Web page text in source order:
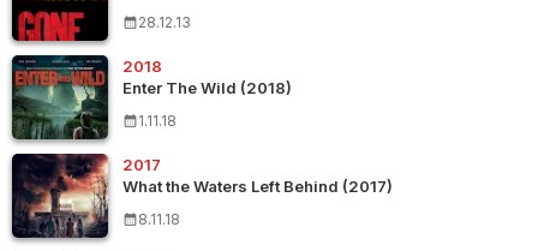
28.12.13
2018
Enter The Wild (2018)
1.11.18
2017
What the Waters Left Behind (2017)
8.11.18